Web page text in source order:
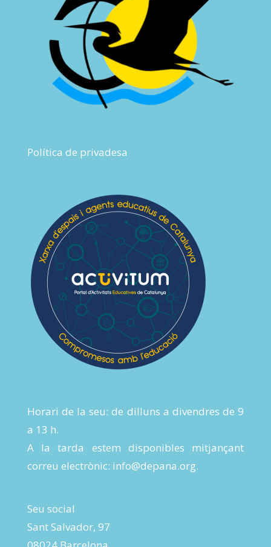
Política de privadesa
Horari de la seu: de dilluns a divendres de 9
a 13 h.
A la tarda estem disponibles mitjançant
correu electrònic: info@depana.org.
Seu social
Sant Salvador, 97